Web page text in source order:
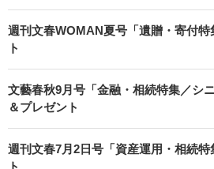
週刊文春WOMAN夏号「遺贈・寄付
ト
文藝春秋9月号「金融・相続特集／シ
＆プレゼント
週刊文春7月2日号「資産運用・相続
ト